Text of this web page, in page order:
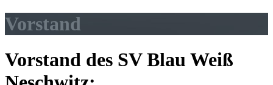
Vorstand
Vorstand des SV Blau Weiß